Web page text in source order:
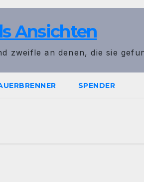
Ansichten
zweifle an denen, die sie
SPENDER